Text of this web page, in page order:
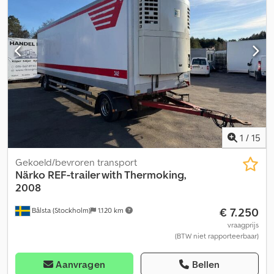
interne koeling * Banden 385/65 R22,5 ca. 80-80% * Duits
voertuig * Netto-verkoop binnen de EU alleen met BTW-borg en
bewijs van registratie in het bestemmingsland
(Gelangensbestätigung), * Verkoop uitsluitend aan bedrijven,
transport naar haven mogelijk, * Deze aanbieding is vrijblijvend en
onder voorbehoud van wijzigingen. * Fouten en tussentijdse
verkoop voorbehouden. Geen aansprakelijkheid voor
invoerfouten. * Bezichtigingen alleen op afspraak. * WhatsApp
1 / 15
Bålsta (Stockholm) 1.120 km
Gekoeld/bevroren transport
Närko REF-trailer with Thermoking,
2008
€ 7.250
vraagprijs
(BTW niet rapporteerbaar)
Aanvragen Bellen